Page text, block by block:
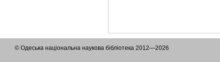
© Одеська національна наукова бібліотека 2012—2026